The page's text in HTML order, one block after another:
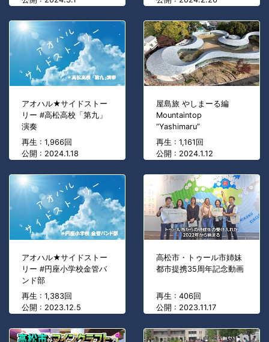
アオハル★サイドストー
リー #高松高校「第九」
演奏
再生 : 1,966回
公開 : 2024.1.18
屋島旅 やしまーる編
Mountaintop
“Yashimaru”
再生 : 1,161回
公開 : 2024.1.12
アオハル★サイドストー
リー #円座小学校金管バ
ンド部
再生 : 1,383回
公開 : 2023.12.5
高松市・トゥール市姉妹
都市提携35周年記念動画
再生 : 406回
公開 : 2023.11.17